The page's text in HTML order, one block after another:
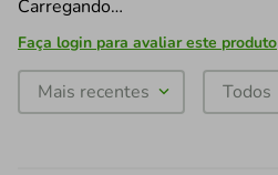
Carregando…
Faça login para avaliar este produto
Mais recentes Todos